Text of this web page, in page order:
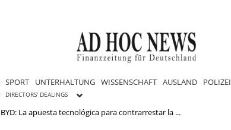
SPORT UNTERHALTUNG WISSENSCHAFT AUSLAND POLIZEI
DIRECTORS' DEALINGS
BYD: La apuesta tecnológica para contrarrestar la ...